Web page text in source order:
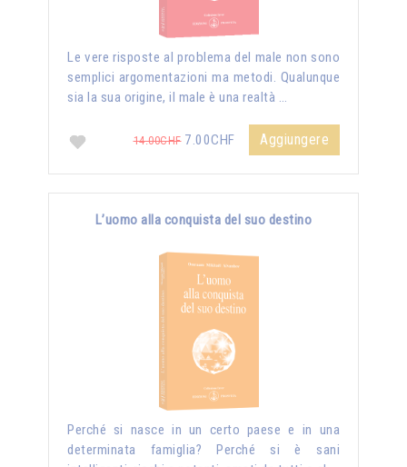
Le vere risposte al problema del male non sono
semplici argomentazioni ma metodi. Qualunque
sia la sua origine, il male è una realtà …
14.00CHF7.00CHF Aggiungere
L’uomo alla conquista del suo destino
Perché si nasce in un certo paese e in una
determinata famiglia? Perché si è sani